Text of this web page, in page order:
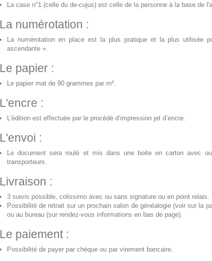
La case n°1 (celle du de-cujus) est celle de la personne à la base de
La numérotation :
La numérotation en place est la plus pratique et la plus utilisée
ascendante ».
Le papier :
Le papier mat de 90 grammes par m².
L'encre :
L'édition est effectuée par le procédé d’impression jet d’encre.
L'envoi :
Le document sera roulé et mis dans une boite en carton avec
transporteurs.
Livraison :
3 suivis possible, colissimo avec ou sans signature ou en point relais.
Possibilité de retrait sur un prochain salon de généalogie (voir sur la
ou au bureau (sur rendez-vous informations en bas de page).
Le paiement :
Possibilité de payer par chèque ou par virement bancaire.